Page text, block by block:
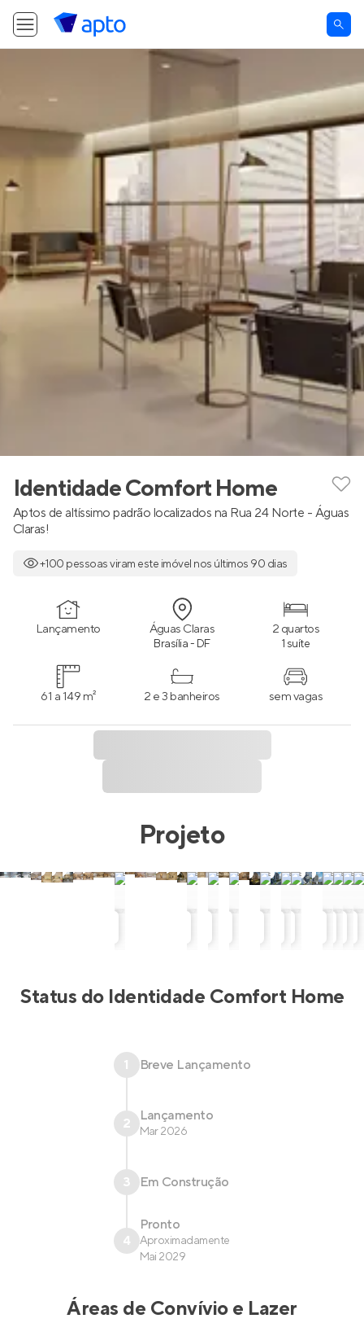
Identidade Comfort Home
Aptos de altíssimo padrão localizados na Rua 24 Norte - Águas
Claras!
+100 pessoas viram este imóvel nos últimos 90 dias
Lançamento Águas Claras
Brasília - DF
2 quartos
1 suíte
61 a 149 m² 2 e 3 banheiros sem vagas
Projeto
Status do Identidade Comfort Home
1 Breve Lançamento
2 Lançamento
Mar 2026
3 Em Construção
4
Pronto
Aproximadamente
Mai 2029
Áreas de Convívio e Lazer